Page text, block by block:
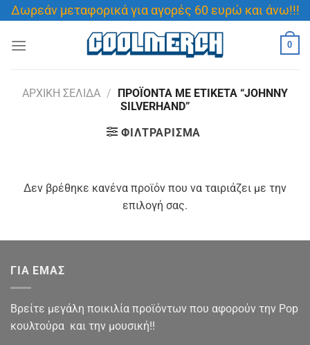
Μετάβαση
στο
περιεχόμενο
Δωρεάν μεταφορικά για αγορές 60 ευρώ και άνω!!!
0
ΑΡΧΙΚΉ ΣΕΛΊΔΑ / ΠΡΟΪΌΝΤΑ ΜΕ ΕΤΙΚΈΤΑ “JOHNNY
SILVERHAND”
ΦΙΛΤΡΆΡΙΣΜΑ
Δεν βρέθηκε κανένα προϊόν που να ταιριάζει με την
επιλογή σας.
ΓΙΑ ΕΜΑΣ
Βρείτε μεγάλη ποικιλία προϊόντων που αφορούν την Pop
κουλτούρα και την μουσική!!